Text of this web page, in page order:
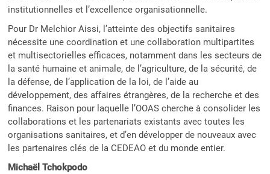
institutionnelles et l’excellence organisationnelle.
Pour Dr Melchior Aissi, l’atteinte des objectifs sanitaires
nécessite une coordination et une collaboration multipartites
et multisectorielles efficaces, notamment dans les secteurs de
la santé humaine et animale, de l’agriculture, de la sécurité, de
la défense, de l’application de la loi, de l’aide au
développement, des affaires étrangères, de la recherche et des
finances. Raison pour laquelle l’OOAS cherche à consolider les
collaborations et les partenariats existants avec toutes les
organisations sanitaires, et d’en développer de nouveaux avec
les partenaires clés de la CEDEAO et du monde entier.
Michaël Tchokpodo